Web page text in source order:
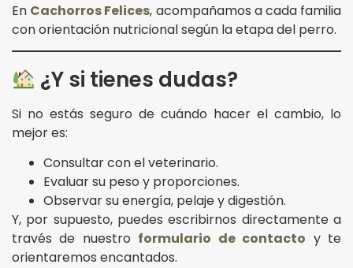
En Cachorros Felices, acompañamos a cada familia
con orientación nutricional según la etapa del perro.
¿Y si tienes dudas?
Si no estás seguro de cuándo hacer el cambio, lo
mejor es:
Consultar con el veterinario.
Evaluar su peso y proporciones.
Observar su energía, pelaje y digestión.
Y, por supuesto, puedes escribirnos directamente a
través de nuestro formulario de contacto y te
orientaremos encantados.